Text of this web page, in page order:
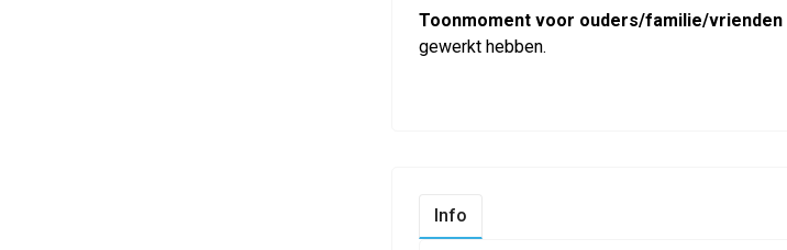
Toonmoment voor ouders/familie/vrienden
gewerkt hebben.
Info